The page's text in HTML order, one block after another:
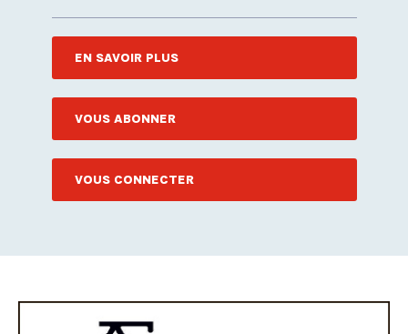
EN SAVOIR PLUS
VOUS ABONNER
VOUS CONNECTER